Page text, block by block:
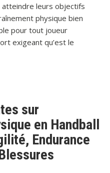
leurs objectifs
physique bien
pour tout joueur
exigeant qu’est le
sur
en Handball
Endurance